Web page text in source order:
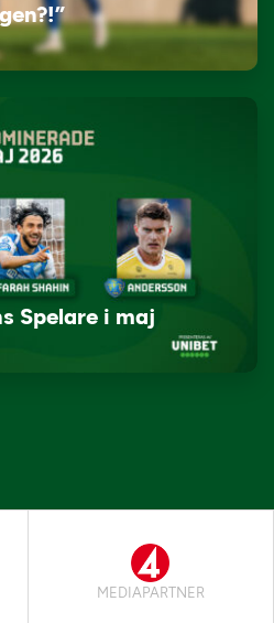
Spelare i maj
MEDIAPARTNER